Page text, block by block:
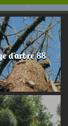
d'arbre 88